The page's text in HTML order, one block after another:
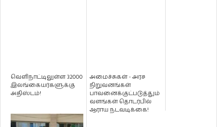
வெளிநாட்டிலுள்ள 32000
இலங்கையர்களுக்கு
அதிஸ்டம்!
அமைச்சுகள் - அரச
நிறுவனங்கள்
பாவனைக்குட்படுத்தும்
வளங்கள் தொடர்பில்
ஆராய நடவடிக்கை!